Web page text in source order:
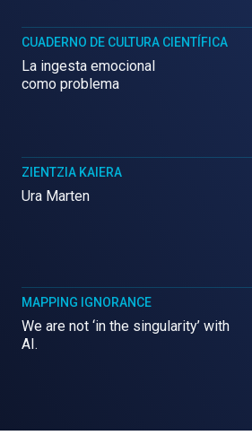
CUADERNO DE CULTURA CIENTÍFICA
La ingesta emocional
como problema
ZIENTZIA KAIERA
Ura Marten
MAPPING IGNORANCE
We are not ‘in the singularity’ with
AI.